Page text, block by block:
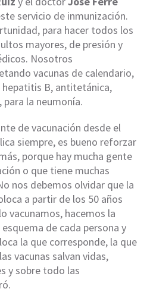
servicio de inmunización.
para hacer todos los
mayores, de presión y
Nosotros
vacunas de calendario,
B, antitetánica,
la neumonía.
de vacunación desde el
siempre, es bueno reforzar
porque hay mucha gente
o que tiene muchas
nos debemos olvidar que la
a partir de los 50 años
vacunamos, hacemos la
de cada persona y
la que corresponde, la que
vacunas salvan vidas,
y sobre todo las